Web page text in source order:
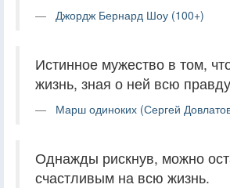
Джордж Бернард Шоу (100+)
Истинное мужество в том,
жизнь, зная о ней всю
Марш одиноких (Сергей
Однажды рискнув, можно
счастливым на всю жизнь.